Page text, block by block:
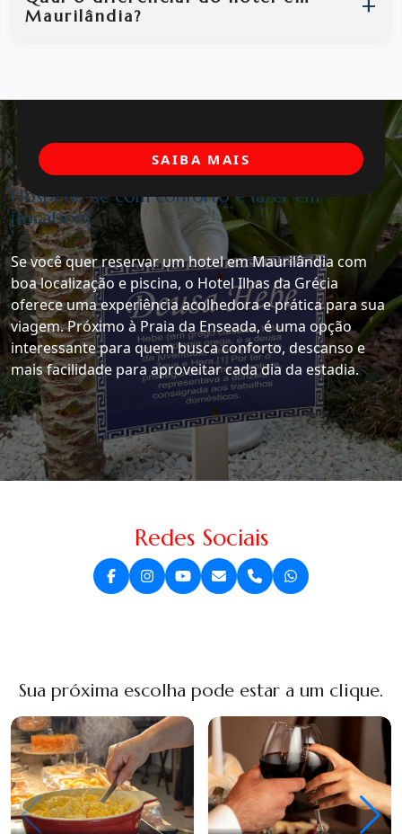
Maurilândia?
Hospede-se com conforto e lazer em
[location]
Se você quer reservar um hotel em Maurilândia com
boa localização e piscina, o Hotel Ilhas da Grécia
oferece uma experiência acolhedora e prática para sua
viagem. Próximo à Praia da Enseada, é uma opção
interessante para quem busca conforto, descanso e
mais facilidade para aproveitar cada dia da estadia.
SAIBA MAIS
Redes Sociais
Sua próxima escolha pode estar a um clique.